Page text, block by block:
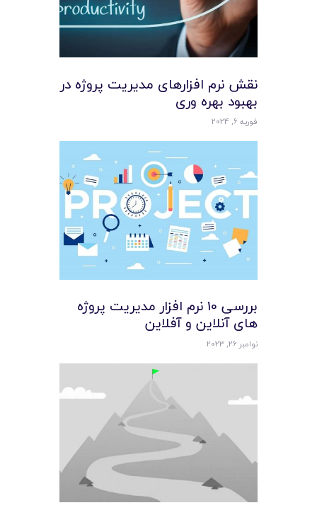
نقش نرم افزارهای مدیریت پروژه در
بهبود بهره وری
فوریه 6, 2024
بررسی 10 نرم افزار مدیریت پروژه
های آنلاین و آفلاین
نوامبر 26, 2023